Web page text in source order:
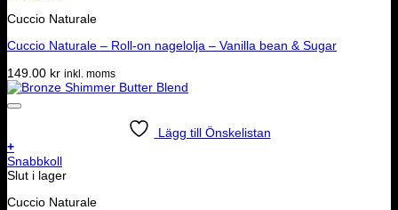
Cuccio Naturale
Cuccio Naturale – Roll-on nagelolja – Vanilla bean & Sugar
149.00 kr inkl. moms
Lägg till Önskelistan
+
Snabbkoll
Slut i lager
Cuccio Naturale